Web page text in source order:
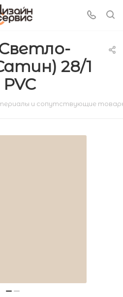
28/1
и сопутствующие